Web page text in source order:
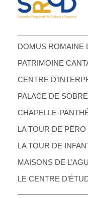
DOMUS ROMAINE
PATRIMOINE
CENTRE
PALACE DE
CHAPELLE-
LA TOUR DE PÉRO
LA TOUR DE
MAISONS DE
LE CENTRE